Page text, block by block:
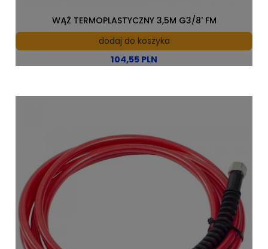
104,55 PLN
WĄŻ TERMOPLASTYCZNY 3,5M G3/8' FM
dodaj do koszyka